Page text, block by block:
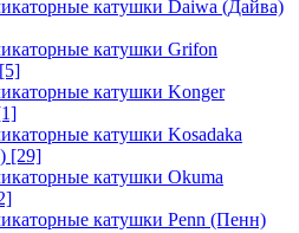
катушки Daiwa (Дайва)
катушки Grifon
[5]
катушки Konger
катушки Kosadaka
[29]
катушки Okuma
катушки Penn (Пенн)